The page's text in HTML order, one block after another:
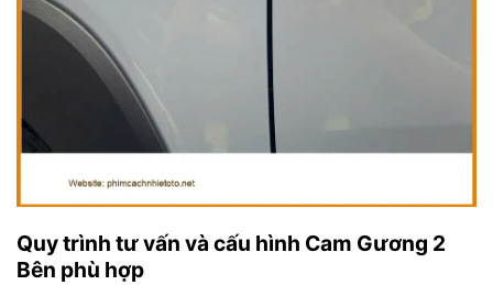
Quy trình tư vấn và cấu hình Cam Gương 2
Bên phù hợp